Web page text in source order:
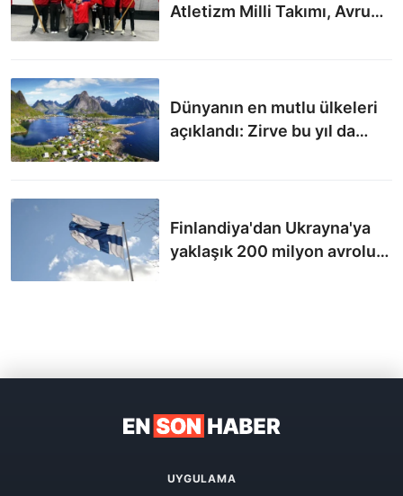
Atletizm Milli Takımı, Avrupa
Dünyanın en mutlu ülkeleri
açıklandı: Zirve bu yıl da
Finlandiya'dan Ukrayna'ya
yaklaşık 200 milyon avroluk
UYGULAMA